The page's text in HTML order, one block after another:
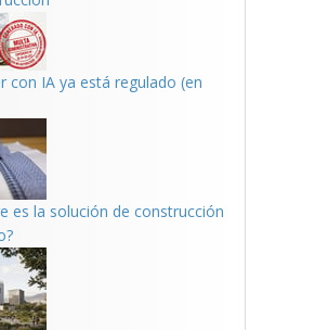
con IA ya está regulado (en
es la solución de construcción